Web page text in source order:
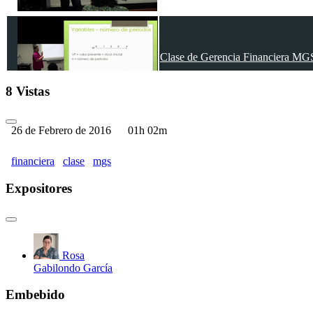
Clase de Gerencia Financiera
8 Vistas
26 de Febrero de 2016 01h 02m
financiera clase mgs
Expositores
Rosa
Gabilondo García
Embebido